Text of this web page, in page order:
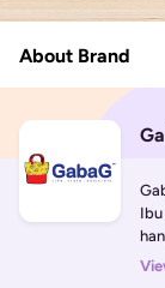
About Brand